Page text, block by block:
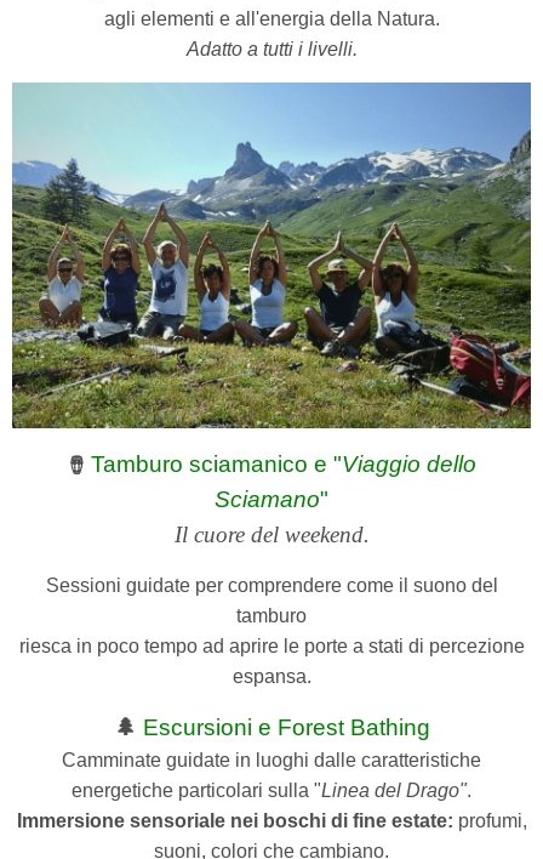
agli elementi e all'energia della Natura.
Adatto a tutti i livelli.
🪘 Tamburo sciamanico e "Viaggio dello
Sciamano"
Il cuore del weekend.
Sessioni guidate per comprendere come il suono del
tamburo
riesca in poco tempo ad aprire le porte a stati di percezione
espansa.
🌲 Escursioni e Forest Bathing
Camminate guidate in luoghi dalle caratteristiche
energetiche particolari sulla "Linea del Drago".
Immersione sensoriale nei boschi di fine estate: profumi,
suoni, colori che cambiano.